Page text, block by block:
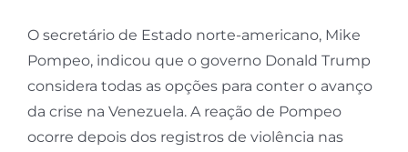
O secretário de Estado norte-americano, Mike
Pompeo, indicou que o governo Donald Trump
considera todas as opções para conter o avanço
da crise na Venezuela. A reação de Pompeo
ocorre depois dos registros de violência nas